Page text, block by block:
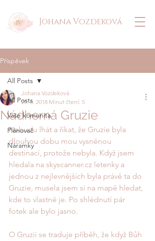
Johana Vozdeková
Příspěvek
All Posts
Vaše komunita
Plánovač
Náramky
All Posts
Nádherná Gruzie
Johana Vozdeková
20. 6. 2018 Minut čtení: 5
Nebudu lhát a říkat, že Gruzie byla
dlouhou dobu mou vysněnou
destinací, protože nebyla. Když jsem
hledala na skyscanner.cz letenky a
jednou z nejlevnějších byla právě ta do
Gruzie, musela jsem si na mapě hledat,
kde to vlastně je. Po shlédnutí pár
fotek ale bylo jasno.
O Gruzii se traduje příběh, že když Bůh